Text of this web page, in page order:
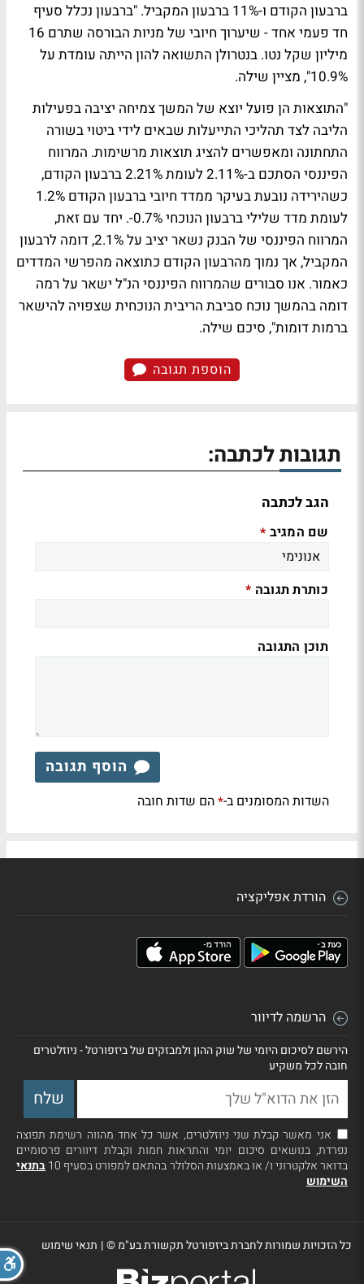
ברבעון הקודם ו-11% ברבעון המקביל. "ברבעון נכלל סעיף
חד פעמי אחד - שיערוך חיובי של מניות הבורסה שתרם 16
מיליון שקל נטו. בנטרולן התשואה להון הייתה עומדת על
10.9%", מציין שילה.
"התוצאות הן פועל יוצא של המשך צמיחה יציבה בפעילות
הליבה לצד תהליכי התייעלות שבאים לידי ביטוי בשורה
התחתונה ומאפשרים להציג תוצאות מרשימות. המרווח
הפיננסי הסתכם ב-2.11% לעומת 2.21% ברבעון הקודם,
כשהירידה נובעת בעיקר ממדד חיובי ברבעון הקודם 1.2%
לעומת מדד שלילי ברבעון הנוכחי 0.7%-. יחד עם זאת,
המרווח הפיננסי של הבנק נשאר יציב על 2.1%, דומה לרבעון
המקביל, אך נמוך מהרבעון הקודם כתוצאה מהפרשי המדדים
כאמור. אנו סבורים שהמרווח הפיננסי הנ"ל ישאר על רמה
דומה בהמשך נוכח סביבת הריבית הנוכחית שצפויה להישאר
ברמות דומות", סיכם שילה.
הוספת תגובה
תגובות לכתבה:
הגב לכתבה
שם המגיב *
כותרת תגובה *
תוכן התגובה
הוסף תגובה
השדות המסומנים ב-*הם שדות חובה
הורדת אפליקציה
הרשמה לדיוור
הירשם לסיכום היומי של שוק ההון ולמבזקים של ביזפורטל - ניוזלטרים
חובה לכל משקיע
אני מאשר קבלת שני ניוזלטרים, אשר כל אחד מהווה רשימת תפוצה
נפרדת, בנושאים סיכום יומי והתראות חמות וקבלת דיוורים פרסומיים
בדואר אלקטרוני ו/ או באמצעות הסלולר בהתאם למפורט בסעיף 10
בתנאי
השימוש
כל הזכויות שמורות לחברת ביזפורטל תקשורת בע"מ ©| תנאי שימוש